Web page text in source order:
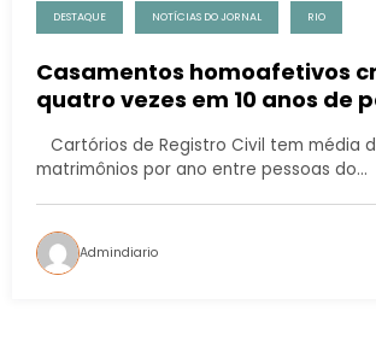
DESTAQUE NOTÍCIAS DO JORNAL RIO
Casamentos homoafetivos
quatro vezes em 10 anos de
Cartórios de Registro Civil tem média
matrimônios por ano entre pessoas do…
Admindiario